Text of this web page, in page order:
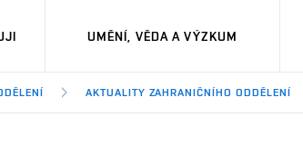
UMĚNÍ, VĚDA A VÝZKUM
AKTUALITY ZAHRANIČNÍHO ODDĚLENÍ